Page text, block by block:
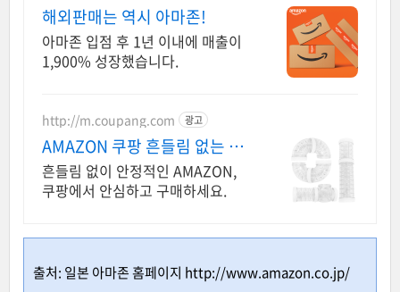
해외판매는 역시 아마존!
아마존 입점 후 1년 이내에 매출이
1,900% 성장했습니다.
http://m.coupang.com 광고
AMAZON 쿠팡 흔들림 없는 안
정적 고정
흔들림 없이 안정적인 AMAZON,
쿠팡에서 안심하고 구매하세요.
출처: 일본 아마존 홈페이지 http://www.amazon.co.jp/